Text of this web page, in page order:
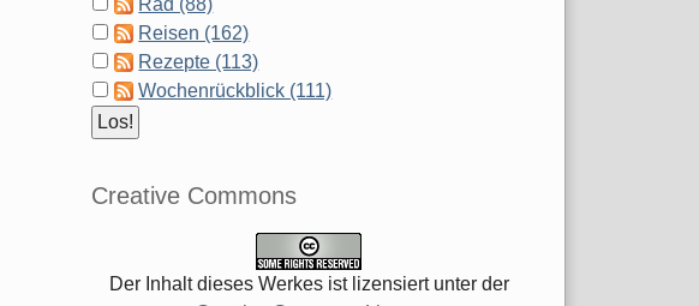
Reisen (162)
Rezepte (113)
Wochenrückblick (111)
Creative Commons
Der Inhalt dieses Werkes ist lizensiert unter der